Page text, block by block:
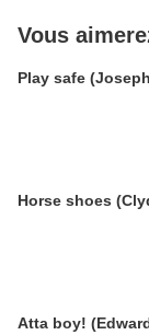
Vous
Play safe
Horse shoes
Atta boy!